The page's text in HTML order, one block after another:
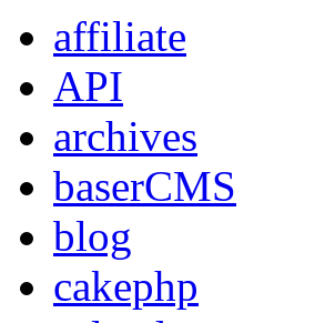
affiliate
API
archives
baserCMS
blog
cakephp